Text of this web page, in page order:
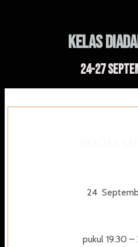
KELAS
24-27
24
pukul 19.30 –